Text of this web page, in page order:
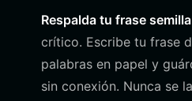
Respalda tu frase
crítico. Escribe tu frase
palabras en papel y
sin conexión. Nunca se